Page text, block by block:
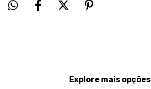
Explore mais opções